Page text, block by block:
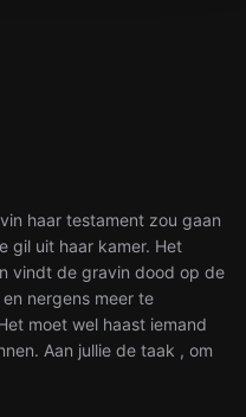
haar testament zou gaan
gil uit haar kamer. Het
vindt de gravin dood op de
nergens meer te
moet wel haast iemand
Aan jullie de taak , om